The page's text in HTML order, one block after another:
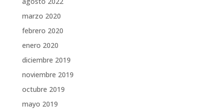
marzo 2020
febrero 2020
enero 2020
diciembre 2019
noviembre 2019
octubre 2019
mayo 2019